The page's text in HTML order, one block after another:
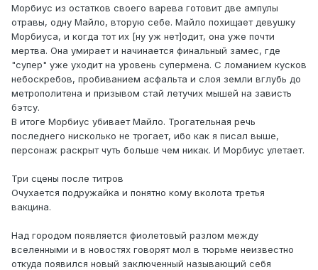
Морбиус из остатков своего варева готовит две ампулы
отравы, одну Майло, вторую себе. Майло похищает девушку
Морбиуса, и когда тот их [ну уж нет]одит, она уже почти
мертва. Она умирает и начинается финальный замес, где
"супер" уже уходит на уровень супермена. С ломанием кусков
небоскребов, пробиванием асфальта и слоя земли вглубь до
метрополитена и призывом стай летучих мышей на зависть
бэтсу.
В итоге Морбиус убивает Майло. Трогательная речь
последнего нисколько не трогает, ибо как я писал выше,
персонаж раскрыт чуть больше чем никак. И Морбиус улетает.
Три сцены после титров
Очухается подружайка и понятно кому вколота третья
вакцина.
Над городом появляется фиолетовый разлом между
вселенными и в новостях говорят мол в тюрьме неизвестно
откуда появился новый заключенный называющий себя